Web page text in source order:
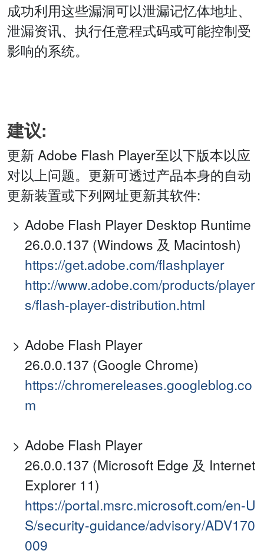
成功利用这些漏洞可以泄漏记忆体地址、
泄漏资讯、执行任意程式码或可能控制受
影响的系统。
建议:
更新 Adobe Flash Player至以下版本以应
对以上问题。更新可透过产品本身的自动
更新装置或下列网址更新其软件:
Adobe Flash Player Desktop Runtime
26.0.0.137 (Windows 及 Macintosh)
https://get.adobe.com/flashplayer
http://www.adobe.com/products/player
s/flash-player-distribution.html
Adobe Flash Player
26.0.0.137 (Google Chrome)
https://chromereleases.googleblog.co
m
Adobe Flash Player
26.0.0.137 (Microsoft Edge 及 Internet
Explorer 11)
https://portal.msrc.microsoft.com/en-U
S/security-guidance/advisory/ADV170
009